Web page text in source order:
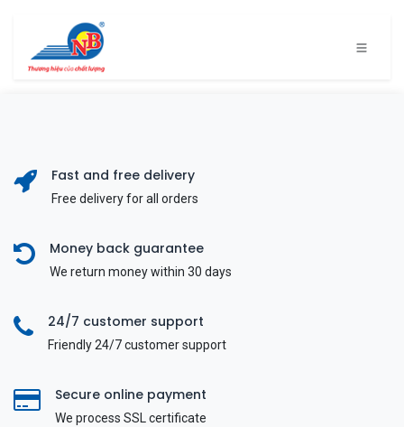
Fast and free delivery
Free delivery for all orders
Money back guarantee
We return money within 30 days
24/7 customer support
Friendly 24/7 customer support
Secure online payment
We process SSL сertificate